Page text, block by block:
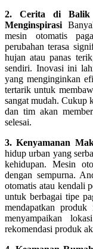
2. Cerita di
Menginspirasi
mesin otomatis
perubahan terasa
hujan atau panas
sendiri. Inovasi ini
yang menginginkan
tertarik untuk
sangat mudah. Cukup
dan tim akan
selesai.
3. Kenyamanan
hidup urban yang
kehidupan. Mesin
dengan sempurna.
otomatis atau kendali
untuk berbagai tipe
mendapatkan
menyampaikan
rekomendasi produk